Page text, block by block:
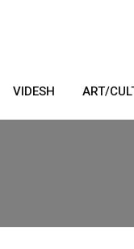
VIDESH ART/